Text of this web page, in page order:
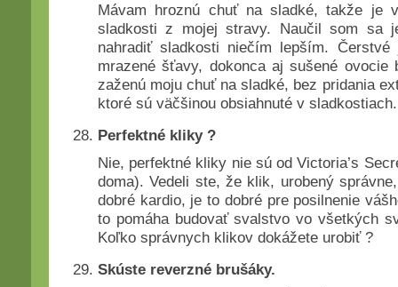
Mávam hroznú chuť na sladké, takže je
sladkosti z mojej stravy. Naučil som sa
nahradiť sladkosti niečím lepším.
mrazené šťavy, dokonca aj sušené ovocie
zaženú moju chuť na sladké, bez pridania
ktoré sú väčšinou obsiahnuté v sladkostiach.
Perfektné kliky ?
Nie, perfektné kliky nie sú od Victoria’s
doma). Vedeli ste, že klik, urobený
dobré kardio, je to dobré pre posilnenie
to pomáha budovať svalstvo vo všetkých
Koľko správnych klikov dokážete urobiť ?
Skúste reverzné brušáky.